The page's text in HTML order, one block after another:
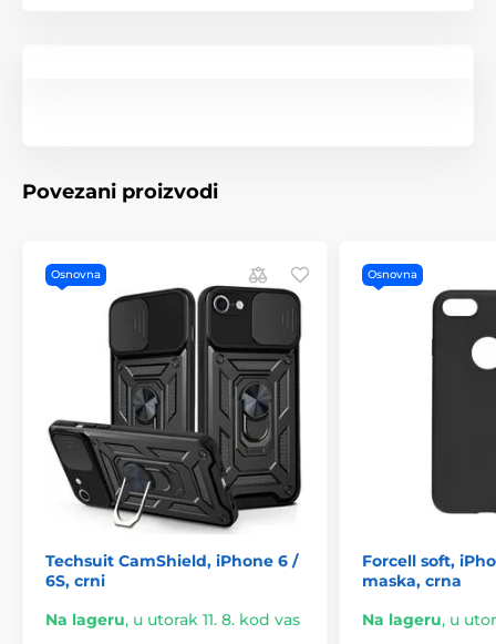
Povezani proizvodi
Osnovna
Techsuit CamShield, iPhone 6 /
6S, crni
Na lageru, u utorak 11. 8. kod vas
Osnovna
Forcell soft,
maska, crna
Na lageru, u